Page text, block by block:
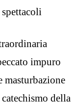
impuro
masturbazione
della